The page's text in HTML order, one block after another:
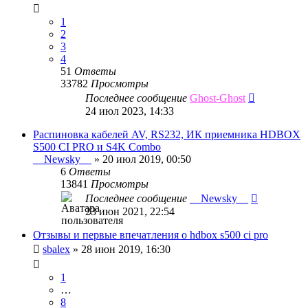
1
2
3
4
51 Ответы
33782 Просмотры
Последнее сообщение Ghost-Ghost
24 июл 2023, 14:33
Распиновка кабелей AV, RS232, ИК приемника HDBOX
S500 CI PRO и S4K Combo
__Newsky__
» 20 июл 2019, 00:50
6 Ответы
13841 Просмотры
Последнее сообщение
__Newsky__
23 июн 2021, 22:54
Отзывы и первые впечатления о hdbox s500 ci pro
sbalex » 28 июн 2019, 16:30
1
…
8